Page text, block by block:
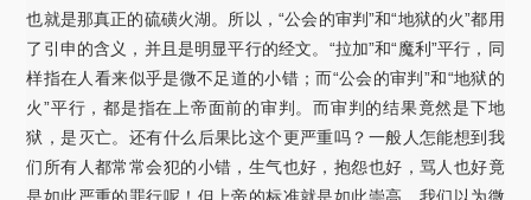
也就是那真正的硫磺火湖。所以，“公会的审判”和“地狱的火”都用
了引申的含义，并且是明显平行的经文。“拉加”和“魔利”平行，同
样指在人看来似乎是微不足道的小错；而“公会的审判”和“地狱的
火”平行，都是指在上帝面前的审判。而审判的结果竟然是下地
狱，是灭亡。还有什么后果比这个更严重吗？一般人怎能想到我
们所有人都常常会犯的小错，生气也好，抱怨也好，骂人也好竟
是如此严重的罪行呢！但上帝的标准就是如此崇高，我们以为微